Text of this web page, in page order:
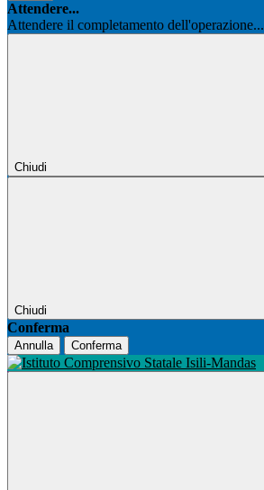
Attendere...
Attendere il completamento dell'operazione...
Chiudi
Chiudi
Conferma
Annulla Conferma